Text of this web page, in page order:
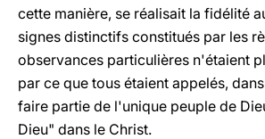
cette manière, se réalisait la fidélité
signes distinctifs constitués par les
observances particulières n'étaient
par ce que tous étaient appelés,
faire partie de l'unique peuple de
Dieu" dans le Christ.